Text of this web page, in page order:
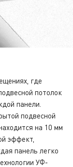
где
потолок
панели.
подвесной
на 10 мм
эффект,
панель легко
УФ-